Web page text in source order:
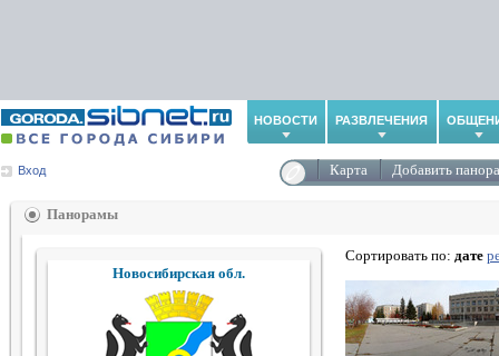
НОВОСТИ РАЗВЛЕЧЕНИЯ
Вход Карта Добавить
Панорамы
Новосибирская обл.
Сортировать по: дате